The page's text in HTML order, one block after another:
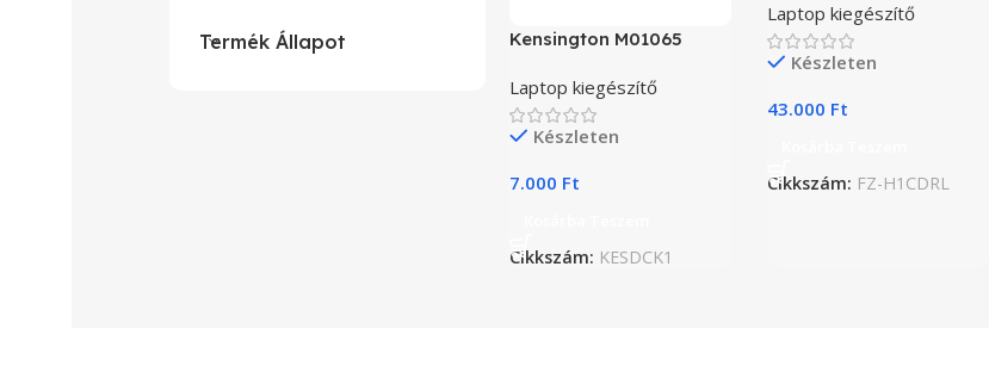
Termék Állapot Kensington M01065
Laptop kiegészítő
Készleten
7.000 Ft
Cikkszám: KESDCK1
Laptop kiegészítő
Készleten
43.000 Ft
Cikkszám: FZ-H1CDRL